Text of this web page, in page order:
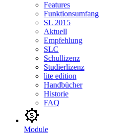
Features
Funktionsumfang
SL 2015
Aktuell
Empfehlung
SLC
Schullizenz
Studierlizenz
lite edition
Handbücher
Historie
FAQ
Module